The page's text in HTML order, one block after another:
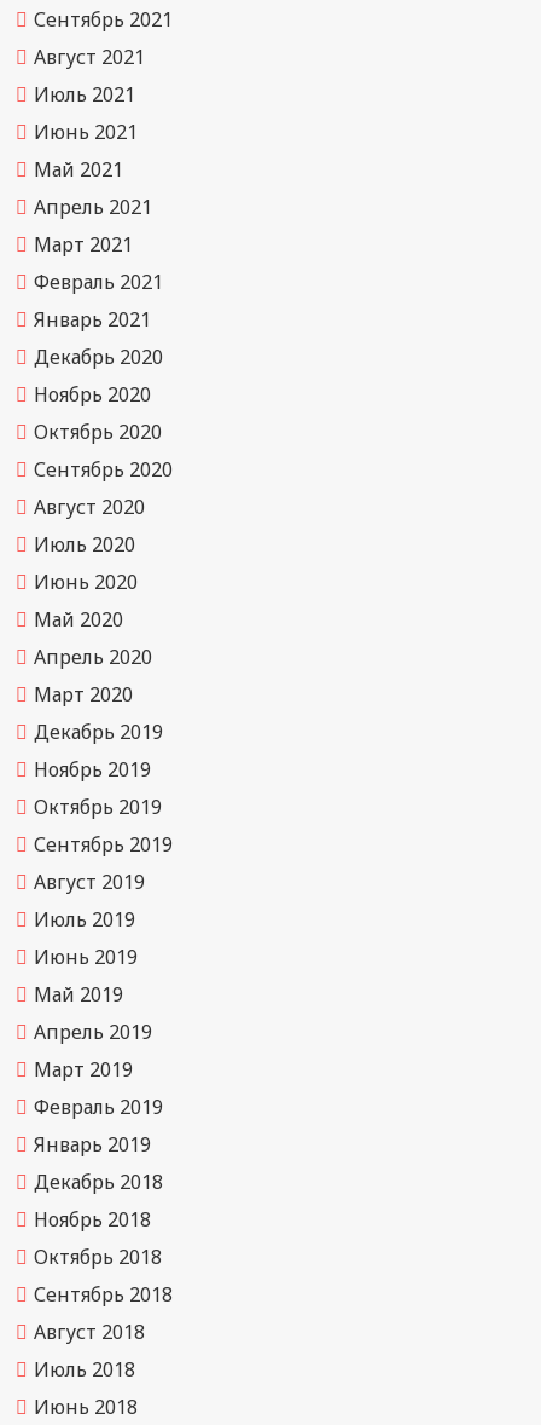
Сентябрь 2021
Август 2021
Июль 2021
Июнь 2021
Май 2021
Апрель 2021
Март 2021
Февраль 2021
Январь 2021
Декабрь 2020
Ноябрь 2020
Октябрь 2020
Сентябрь 2020
Август 2020
Июль 2020
Июнь 2020
Май 2020
Апрель 2020
Март 2020
Декабрь 2019
Ноябрь 2019
Октябрь 2019
Сентябрь 2019
Август 2019
Июль 2019
Июнь 2019
Май 2019
Апрель 2019
Март 2019
Февраль 2019
Январь 2019
Декабрь 2018
Ноябрь 2018
Октябрь 2018
Сентябрь 2018
Август 2018
Июль 2018
Июнь 2018